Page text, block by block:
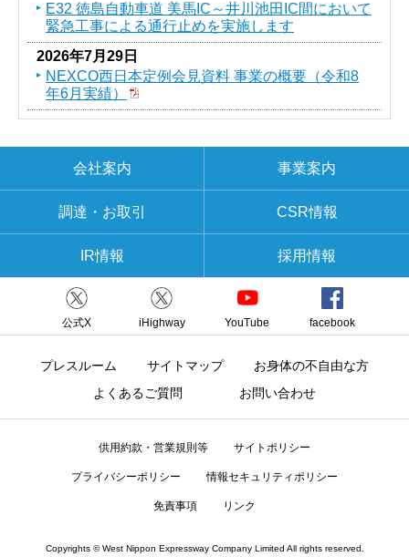
E32 徳島自動車道 美馬IC～井川池田IC間において
緊急工事による通行止めを実施します
2026年7月29日
NEXCO西日本定例会見資料 事業の概要（令和8
年6月実績）
会社案内 事業案内
調達・お取引 CSR情報
IR情報 採用情報
公式X iHighway YouTube facebook
プレスルーム サイトマップ
お身体の不自由な方
よくあるご質問
お問い合わせ
供用約款・営業規則等 サイトポリシー
プライバシーポリシー 情報セキュリティポリシー
免責事項 リンク
Copyrights © West Nippon Expressway Company Limited All rights reserved.